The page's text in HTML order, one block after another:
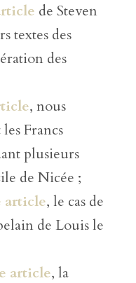
de Steven
textes des
des
, nous
Francs
plusieurs
de Nicée ;
article, le cas de
de Louis le
article, la